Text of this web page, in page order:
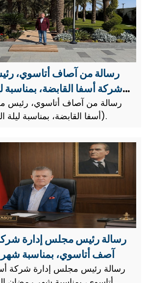
رسالة من آصاف أتاسوي،
شركة أسفا القابضة، بمناسبة
رسالة من آصاف أتاسوي، رئيس
أسفا القابضة، بمناسبة ليلة القدر (كادير جيسي).
رسالة رئيس مجلس إدارة
آصف أتاسوي، بمناسبة
رسالة رئيس مجلس إدارة شركة